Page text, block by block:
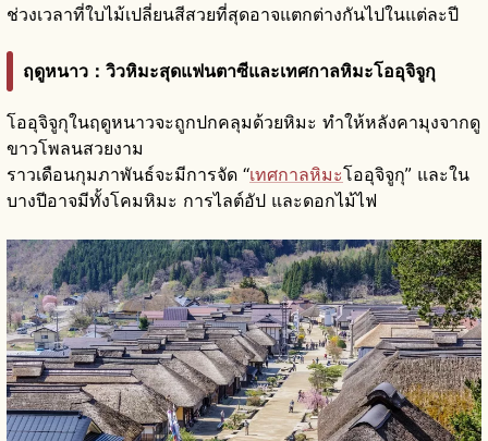
ช่วงเวลาที่ใบไม้เปลี่ยนสีสวยที่สุดอาจแตกต่างกันไปในแต่ละปี
ฤดูหนาว：วิวหิมะสุดแฟนตาซีและเทศกาลหิมะโออุจิจูกุ
โออุจิจูกุในฤดูหนาวจะถูกปกคลุมด้วยหิมะ ทำให้หลังคามุงจากดู
ขาวโพลนสวยงาม
ราวเดือนกุมภาพันธ์จะมีการจัด “เทศกาลหิมะโออุจิจูกุ” และใน
บางปีอาจมีทั้งโคมหิมะ การไลต์อัป และดอกไม้ไฟ